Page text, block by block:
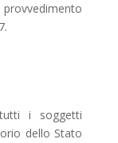
i soggetti
dello Stato